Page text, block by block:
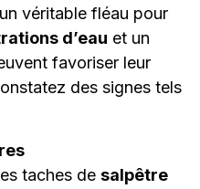
véritable fléau pour
d’eau et un
favoriser leur
des signes tels
taches de salpêtre